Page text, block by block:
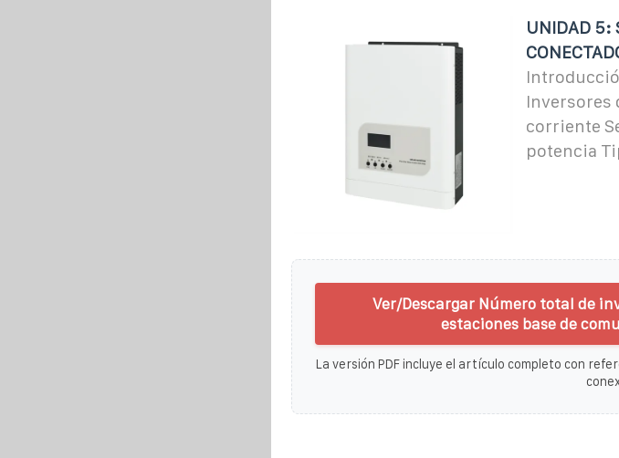
UNIDAD 5:
Inversores
corriente
potencia
Ver/Descargar Número total de
estaciones base de
La versión PDF incluye el artículo completo con